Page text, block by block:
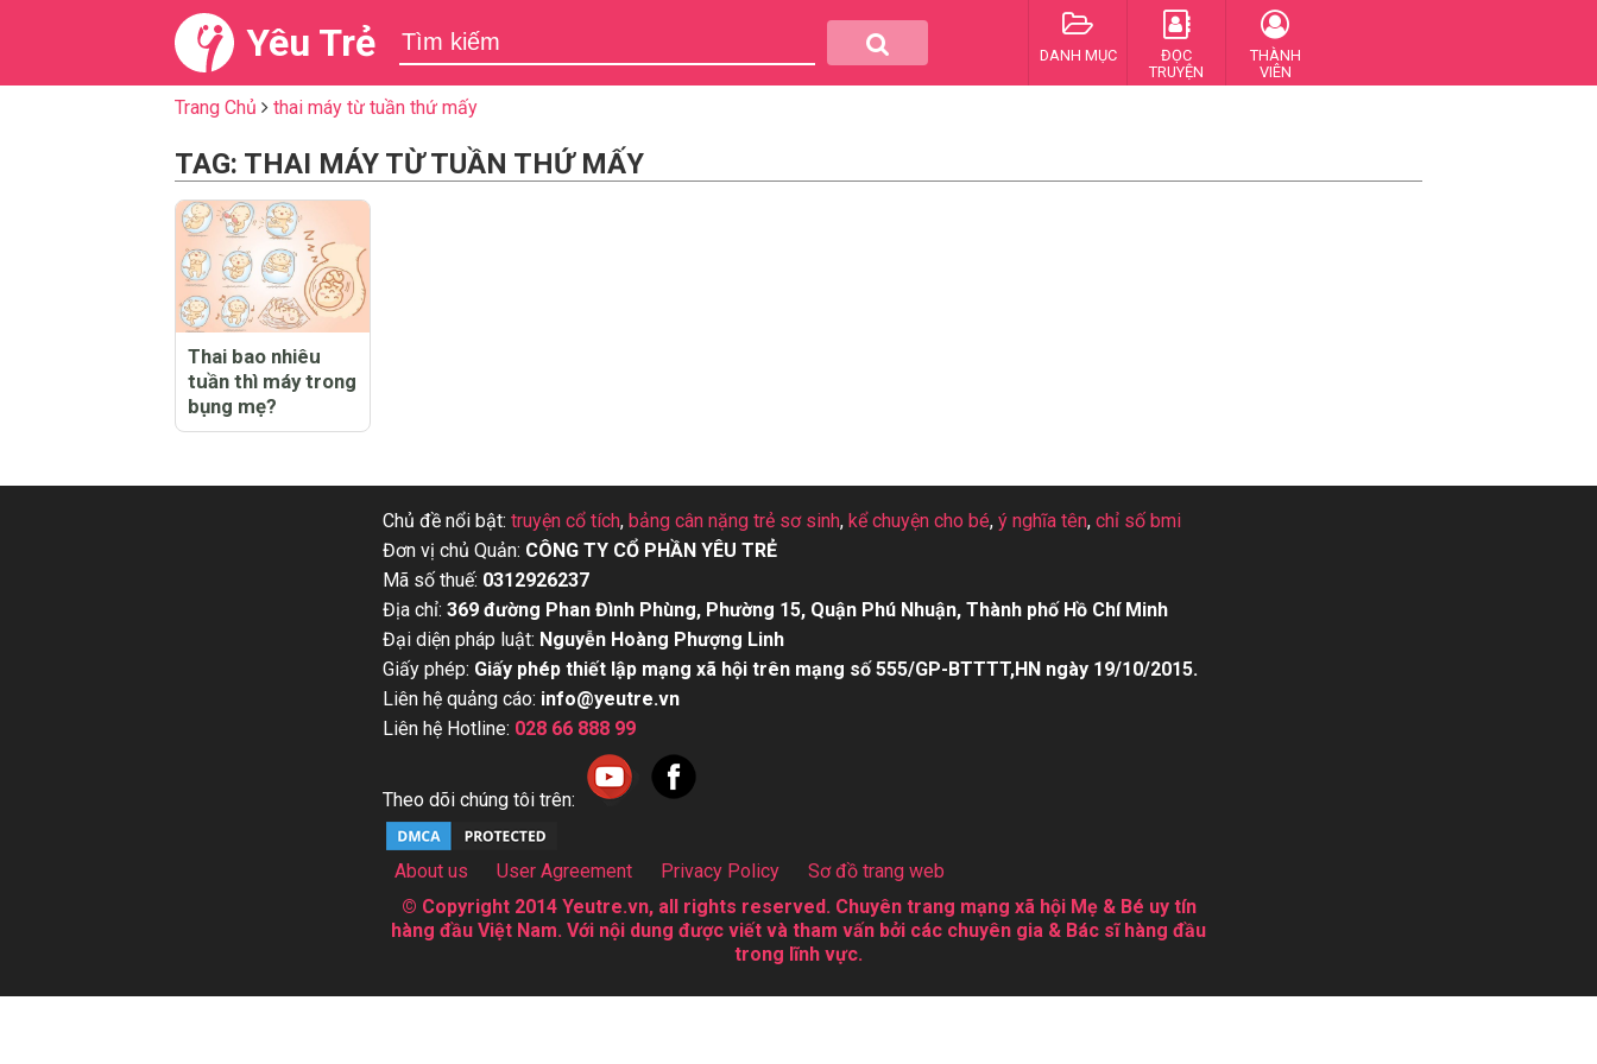
Yêu Trẻ DANH MỤC
ĐỌC
TRUYỆN
THÀNH
VIÊN
Trang Chủ thai máy từ tuần thứ mấy
TAG: THAI MÁY TỪ TUẦN THỨ MẤY
Thai bao nhiêu
tuần thì máy trong
bụng mẹ?
Chủ đề nổi bật: truyện cổ tích, bảng cân nặng trẻ sơ sinh, kể chuyện cho bé, ý nghĩa tên, chỉ số bmi
Đơn vị chủ Quản: CÔNG TY CỔ PHẦN YÊU TRẺ
Mã số thuế: 0312926237
Địa chỉ: 369 đường Phan Đình Phùng, Phường 15, Quận Phú Nhuận, Thành phố Hồ Chí Minh
Đại diện pháp luật: Nguyễn Hoàng Phượng Linh
Giấy phép: Giấy phép thiết lập mạng xã hội trên mạng số 555/GP-BTTTT,HN ngày 19/10/2015.
Liên hệ quảng cáo: info@yeutre.vn
Liên hệ Hotline: 028 66 888 99
Theo dõi chúng tôi trên:
About us User Agreement Privacy Policy
Sơ đồ trang web
© Copyright 2014 Yeutre.vn, all rights reserved. Chuyên trang mạng xã hội Mẹ & Bé uy tín
hàng đầu Việt Nam. Với nội dung được viết và tham vấn bởi các chuyên gia & Bác sĩ hàng đầu
trong lĩnh vực.